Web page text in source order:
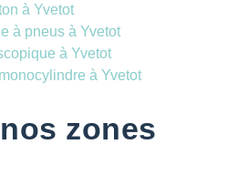
à Yvetot
à pneus à Yvetot
à Yvetot
à Yvetot
zones